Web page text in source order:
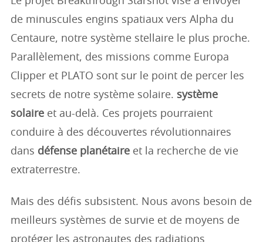
de minuscules engins spatiaux vers Alpha du
Centaure, notre système stellaire le plus proche.
Parallèlement, des missions comme Europa
Clipper et PLATO sont sur le point de percer les
secrets de notre système solaire. système
solaire et au-delà. Ces projets pourraient
conduire à des découvertes révolutionnaires
dans défense planétaire et la recherche de vie
extraterrestre.
Mais des défis subsistent. Nous avons besoin de
meilleurs systèmes de survie et de moyens de
protéger les astronautes des radiations